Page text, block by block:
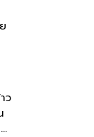
ว